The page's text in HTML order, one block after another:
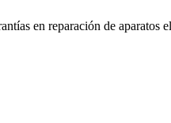
en reparación de aparatos